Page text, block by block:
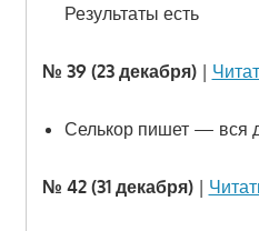
Результаты есть
№ 39 (23 декабря)|
Селькор пишет — вся
№ 42 (31 декабря)|